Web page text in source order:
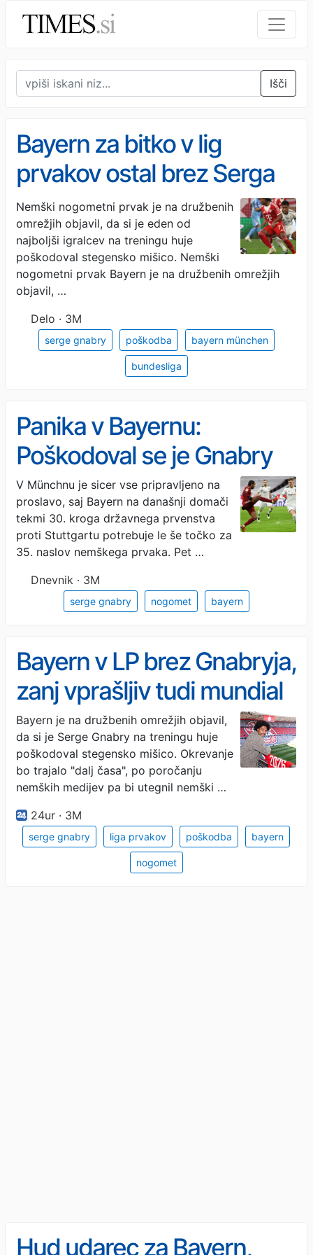
Išči
Bayern za bitko v lig
prvakov ostal brez Serga
Gnabryja, on brez
mundiala
Nemški nogometni prvak je na družbenih
omrežjih objavil, da si je eden od
najboljši igralcev na treningu huje
poškodoval stegensko mišico. Nemški
nogometni prvak Bayern je na družbenih omrežjih
objavil, …
Delo · 3M
serge gnabry poškodba bayern münchen
bundesliga
Panika v Bayernu:
Poškodoval se je Gnabry
V Münchnu je sicer vse pripravljeno na
proslavo, saj Bayern na današnji domači
tekmi 30. kroga državnega prvenstva
proti Stuttgartu potrebuje le še točko za
35. naslov nemškega prvaka. Pet …
Dnevnik · 3M
serge gnabry nogomet bayern
Bayern v LP brez Gnabryja,
zanj vprašljiv tudi mundial
Bayern je na družbenih omrežjih objavil,
da si je Serge Gnabry na treningu huje
poškodoval stegensko mišico. Okrevanje
bo trajalo "dalj časa", po poročanju
nemških medijev pa bi utegnil nemški …
24ur · 3M
serge gnabry liga prvakov poškodba bayern
nogomet
Hud udarec za Bayern,